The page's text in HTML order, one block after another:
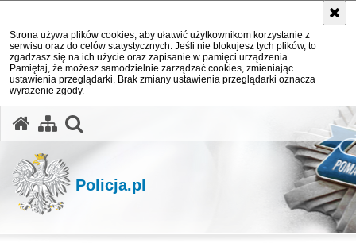
Strona używa plików cookies, aby ułatwić użytkownikom korzystanie z
serwisu oraz do celów statystycznych. Jeśli nie blokujesz tych plików, to
zgadzasz się na ich użycie oraz zapisanie w pamięci urządzenia.
Pamiętaj, że możesz samodzielnie zarządzać cookies, zmieniając
ustawienia przeglądarki. Brak zmiany ustawienia przeglądarki oznacza
wyrażenie zgody.
Policja.pl